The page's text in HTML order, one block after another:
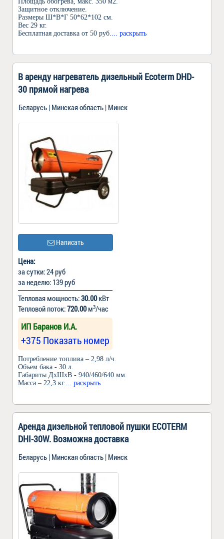
Защитное отключение.
Размеры Ш*В*Г 50*62*102 см.
Вес 29 кг.
Бесплатная доставка от 50 руб.... раскрыть
В аренду нагреватель дизельный Ecoterm DHD-
30 прямой нагрева
Беларусь | Минская область | Минск
Написать
Цена:
за сутки: 24 руб
за неделю: 139 руб
Тепловая мощность:30.00кВт
Тепловой поток:720.00м3/час
ИП Баранов И.А.
+375 Показать номер
Потребление топлива – 2,98 л/ч.
Объем бака - 30 л.
Габариты ДxШxВ - 940/460/640 мм.
Масса – 22,3 кг.... раскрыть
Аренда дизельной тепловой пушки ECOTERM
DHI-30W. Возможна доставка
Беларусь | Минская область | Минск